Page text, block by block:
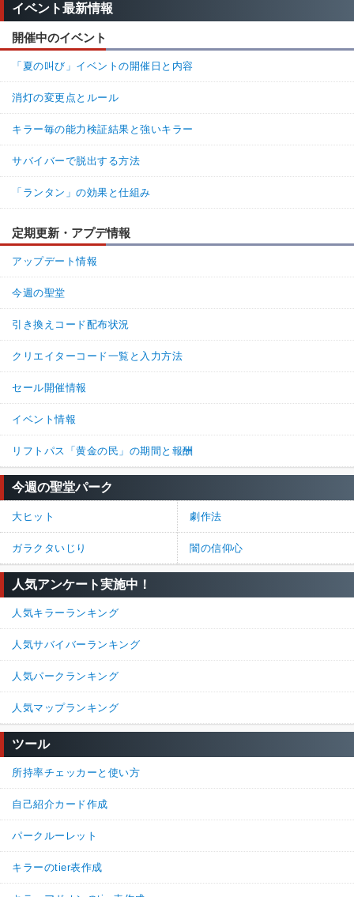
イベント最新情報
開催中のイベント
「夏の叫び」イベントの開催日と内容
消灯の変更点とルール
キラー毎の能力検証結果と強いキラー
サバイバーで脱出する方法
「ランタン」の効果と仕組み
定期更新・アプデ情報
アップデート情報
今週の聖堂
引き換えコード配布状況
クリエイターコード一覧と入力方法
セール開催情報
イベント情報
リフトパス「黄金の民」の期間と報酬
今週の聖堂パーク
大ヒット 劇作法
ガラクタいじり 闇の信仰心
人気アンケート実施中！
人気キラーランキング
人気サバイバーランキング
人気パークランキング
人気マップランキング
ツール
所持率チェッカーと使い方
自己紹介カード作成
パークルーレット
キラーのtier表作成